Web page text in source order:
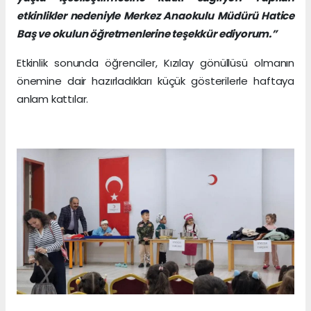
etkinlikler nedeniyle Merkez Anaokulu Müdürü Hatice
Baş ve okulun öğretmenlerine teşekkür ediyorum.”
Etkinlik sonunda öğrenciler, Kızılay gönüllüsü olmanın
önemine dair hazırladıkları küçük gösterilerle haftaya
anlam kattılar.